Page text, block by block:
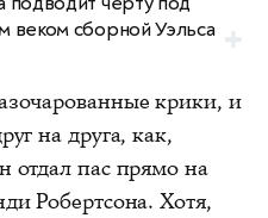
веком сборной Уэльса
крики, и
на друга, как,
отдал пас прямо на
Робертсона. Хотя,